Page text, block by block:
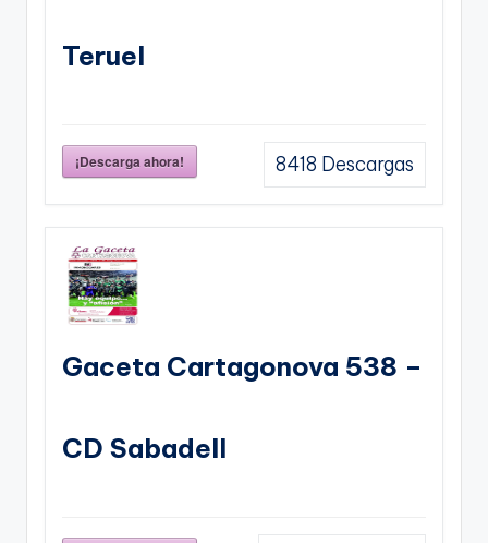
Teruel
¡Descarga ahora! 8418 Descargas
Gaceta Cartagonova 538 –
CD Sabadell